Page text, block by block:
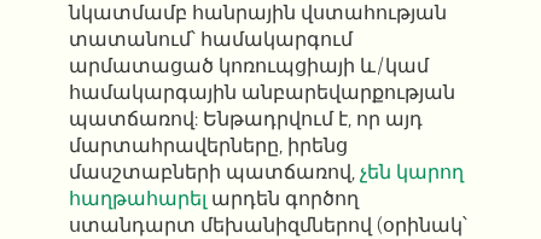
նկատմամբ հանրային վստահության
տատանում՝ համակարգում
արմատացած կոռուպցիայի և/կամ
համակարգային անբարեվարքության
պատճառով: Ենթադրվում է, որ այդ
մարտահրավերները, իրենց
մասշտաբների պատճառով, չեն կարող
հաղթահարել արդեն գործող
ստանդարտ մեխանիզմներով (օրինակ՝